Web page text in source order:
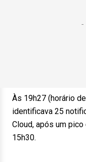
Às 19h27 (horário
identificava 25
Cloud, após um
15h30.